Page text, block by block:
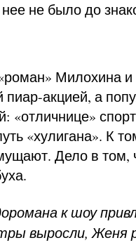
не было до
Милохина
акцией, а
«отличнице»
«хулигана». К
Дело в том,
к шоу
выросли, Женя